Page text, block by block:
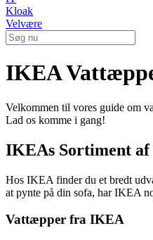
Kloak
Velvære
IKEA
Velkommen til vores guide om
Lad os komme i gang!
IKEAs Sortiment
Hos IKEA finder du et bredt
at pynte på din sofa, har IKEA
Vattæpper fra IKEA